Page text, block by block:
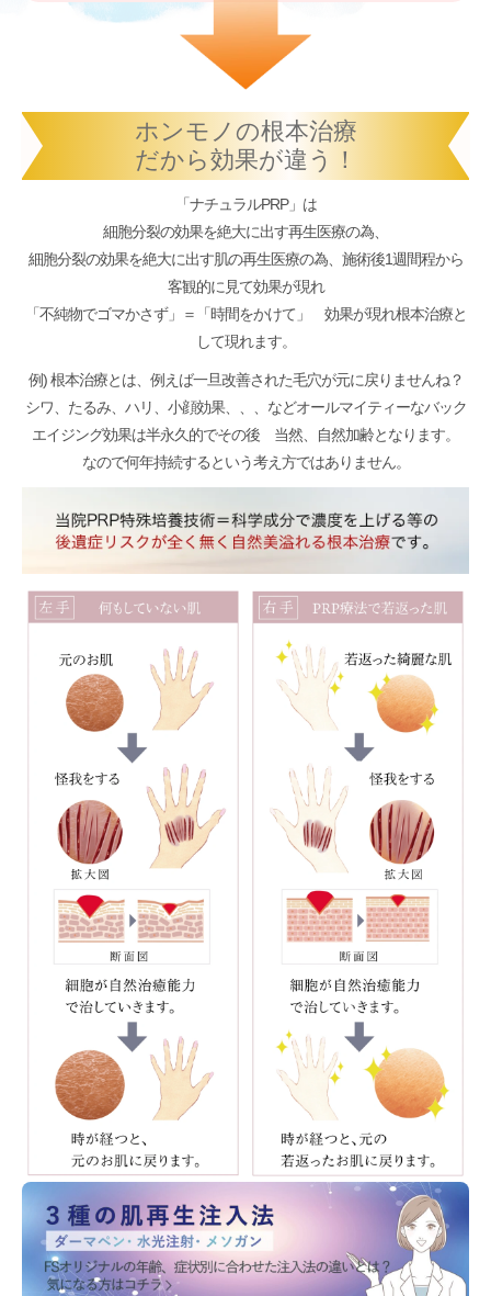
ホンモノの根本治療
だから効果が違う！
「ナチュラルPRP」は
細胞分裂の効果を絶大に出す再生医療の為、
細胞分裂の効果を絶大に出す肌の再生医療の為、施術後1週間程から
客観的に見て効果が現れ
「不純物でゴマかさず」＝「時間をかけて」 効果が現れ根本治療と
して現れます。
例) 根本治療とは、例えば一旦改善された毛穴が元に戻りませんね？
シワ、たるみ、ハリ、小顔効果、、、などオールマイティーなバック
エイジング効果は半永久的でその後 当然、自然加齢となります。
なので何年持続するという考え方ではありません。